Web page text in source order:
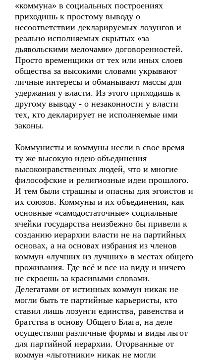
«коммуна» в социальных построениях
приходишь к простому выводу о
несоответствии декларируемых лозунгов и
реально исполняемых скрытых «за
дьявольскими мелочами» договоренностей.
Просто временщики от тех или иных слоев
общества за высокими словами укрывают
личные интересы и обманывают массы для
удержания у власти. Из этого приходишь к
другому выводу - о незаконности у власти
тех, кто декларирует не исполняемые ими
законы.
Коммунисты и коммуны несли в свое время
ту же высокую идею объединения
высоконравственных людей, что и многие
философские и религиозные идеи прошлого.
И тем были страшны и опасны для эгоистов и
их союзов. Коммуны и их объединения, как
основные «самодостаточные» социальные
ячейки государства неизбежно бы привели к
созданию иерархии власти не на партийных
основах, а на основах избрания из членов
коммун «лучших из лучших» в местах общего
проживания. Где всё и все на виду и ничего
не скроешь за красивыми словами.
Делегатами от истинных коммун никак не
могли быть те партийные карьеристы, кто
ставил лишь лозунги единства, равенства и
братства в основу Общего Блага, на деле
осуществляя различные формы и виды льгот
для партийной иерархии. Оторванные от
коммун «льготники» никак не могли